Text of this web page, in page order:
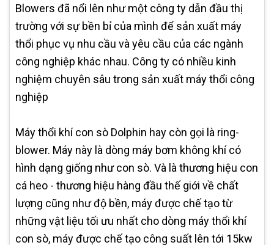
Blowers đã nổi lên như một công ty dẫn đầu thị
trường với sự bền bỉ của mình để sản xuất máy
thổi phục vụ nhu cầu và yêu cầu của các ngành
công nghiệp khác nhau. Công ty có nhiều kinh
nghiệm chuyên sâu trong sản xuất máy thổi công
nghiệp
Máy thổi khí con sò Dolphin hay còn gọi là ring-
blower. Máy này là dòng máy bơm không khí có
hình dạng giống như con sò. Và là thương hiệu con
cá heo - thương hiệu hàng đầu thế giới về chất
lượng cũng như độ bền, máy được chế tạo từ
những vật liệu tối ưu nhất cho dòng máy thổi khí
con sò, máy được chế tạo công suất lên tới 15kw